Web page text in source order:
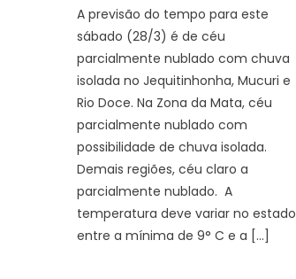
A previsão do tempo para este
sábado (28/3) é de céu
parcialmente nublado com chuva
isolada no Jequitinhonha, Mucuri e
Rio Doce. Na Zona da Mata, céu
parcialmente nublado com
possibilidade de chuva isolada.
Demais regiões, céu claro a
parcialmente nublado. A
temperatura deve variar no estado
entre a mínima de 9° C e a […]